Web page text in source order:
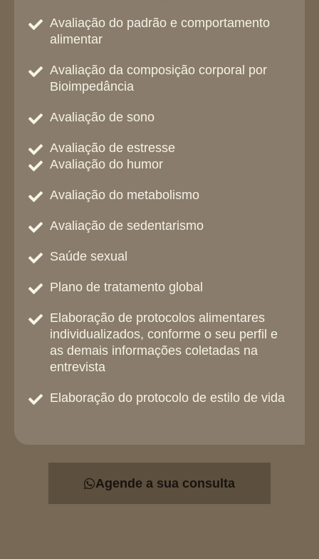
Avaliação do padrão e comportamento
alimentar
Avaliação da composição corporal por
Bioimpedância
Avaliação de sono
Avaliação de estresse
Avaliação do humor
Avaliação do metabolismo
Avaliação de sedentarismo
Saúde sexual
Plano de tratamento global
Elaboração de protocolos alimentares
individualizados, conforme o seu perfil e
as demais informações coletadas na
entrevista
Elaboração do protocolo de estilo de vida
Agende a sua consulta